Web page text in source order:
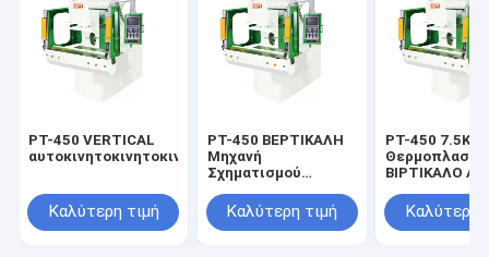
PT-450 VERTICAL
Καλύτερη τιμή
PT-450 ΒΕΡΤΙΚΑΛΗ
Μηχανή
Σχηματισμού
7,5KWΚαλύτερη τιμή
PT-450 7.5KW
ΒΙΡΤΙΚΑΛΟ
ΑΤΟΜΑΤΙΚΟ
Καλύτερη